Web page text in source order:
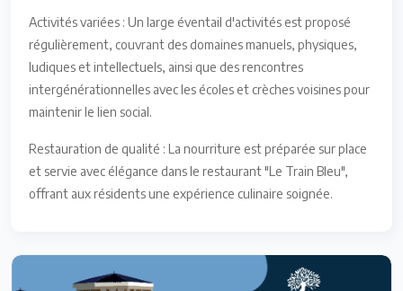
Activités variées : Un large éventail d'activités est proposé
régulièrement, couvrant des domaines manuels, physiques,
ludiques et intellectuels, ainsi que des rencontres
intergénérationnelles avec les écoles et crèches voisines pour
maintenir le lien social.
Restauration de qualité : La nourriture est préparée sur place
et servie avec élégance dans le restaurant "Le Train Bleu",
offrant aux résidents une expérience culinaire soignée.